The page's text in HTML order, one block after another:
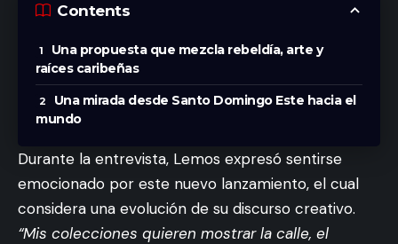
Contents
Una propuesta que mezcla rebeldía, arte y
raíces caribeñas
Una mirada desde Santo Domingo Este hacia el
mundo
Durante la entrevista, Lemos expresó sentirse
emocionado por este nuevo lanzamiento, el cual
considera una evolución de su discurso creativo.
“Mis colecciones quieren mostrar la calle, el